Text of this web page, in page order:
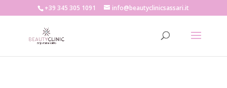
+39 345 305 1091 info@beautyclinicsassari.it